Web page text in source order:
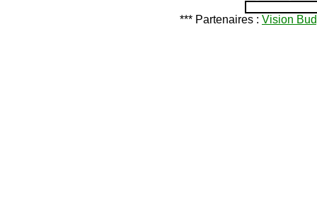
*** Partenaires : Vision